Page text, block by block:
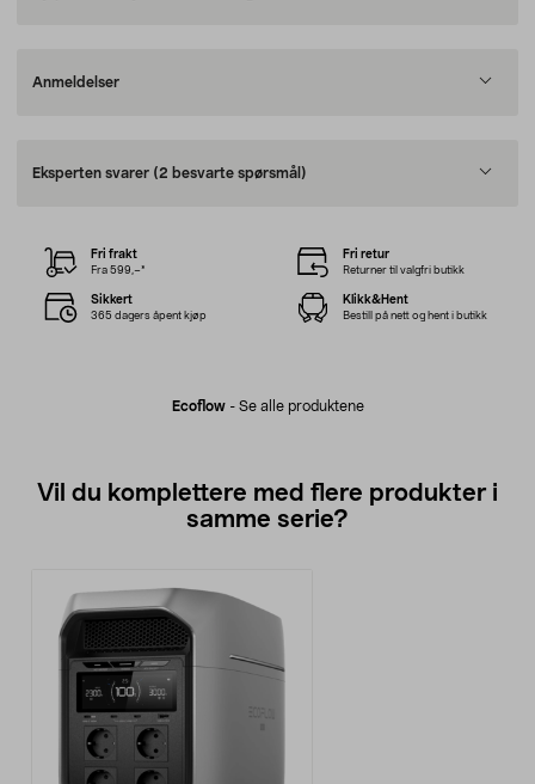
Anmeldelser
Eksperten svarer (2 besvarte spørsmål)
Ecoflow- Se alle produktene
Fri frakt
Fra 599,–*
Fri retur
Returner til valgfri butikk
Sikkert
365 dagers åpent kjøp
Klikk&Hent
Bestill på nett og hent i butikk
Vil du komplettere med flere produkter i
samme serie?